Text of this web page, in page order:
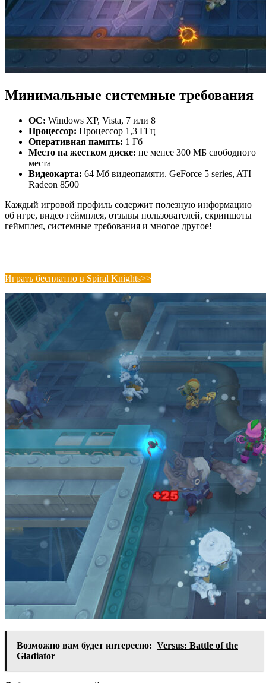
Минимальные системные требования
ОС: Windows XP, Vista, 7 или 8
Процессор: Процессор 1,3 ГГц
Оперативная память: 1 Гб
Место на жестком диске: не менее 300 МБ свободного
места
Видеокарта: 64 Мб видеопамяти. GeForce 5 series, ATI
Radeon 8500
Каждый игровой профиль содержит полезную информацию
об игре, видео геймплея, отзывы пользователей, скриншоты
геймплея, системные требования и многое другое!
Играть бесплатно в Spiral Knights>>
Возможно вам будет интересно: Versus: Battle of the
Gladiator